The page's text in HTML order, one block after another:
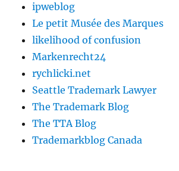
ipweblog
Le petit Musée des Marques
likelihood of confusion
Markenrecht24
rychlicki.net
Seattle Trademark Lawyer
The Trademark Blog
The TTA Blog
Trademarkblog Canada